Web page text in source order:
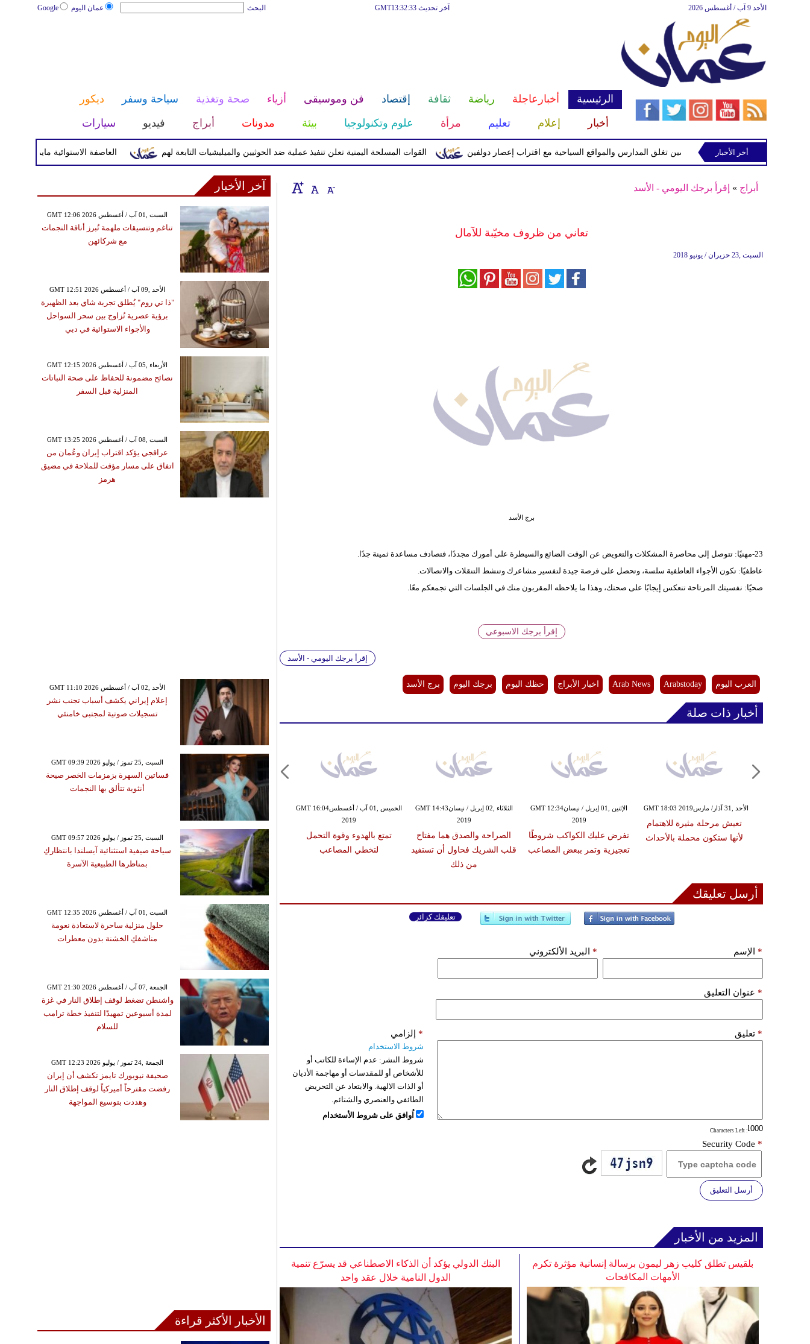
عمان اليوم Google البحث آخر تحديث GMT13:32:33 الأحد 9 آب / أغسطس 2026
الرئيسية أخبارعاجلة رياضة ثقافة إقتصاد فن وموسيقى أزياء صحة وتغذية سياحة وسفر
ديكور
أخبار
إعلام تعليم مرأة علوم وتكنولوجيا بيئة مدونات أبراج فيديو سيارات
العاصفة الاستوائية مايماي تضرب القوات المسلحة اليمنية تعلن تنفيذ عملية ضد الحوثيين والميليشيات التابعة لهم الصين تغلق المدارس والمواقع السياحية مع اقتراب إعصار دولفين أخر الأخبار
أبراج » إقرأ برجك اليومي - الأسد
تعاني من ظروف مخيّبة للآمال
السبت ,23 حزيران / يونيو 2018
برج الأسد
23-مهنيًا: تتوصل إلى محاصرة المشكلات والتعويض عن الوقت الضائع والسيطرة على أمورك مجددًا، فتصادف مساعدة ثمينة جدًا.
عاطفيًا: تكون الأجواء العاطفية سلسة، وتحصل على فرصة جيدة لتفسير مشاعرك وتنشط التنقلات والاتصالات.
صحيًا: نفسيتك المرتاحة تنعكس إيجابًا على صحتك، وهذا ما يلاحظه المقربون منك في الجلسات التي تجمعكم معًا.
إقرأ برجك الاسبوعي
إقرأ برجك اليومي - الأسد
العرب اليوم Arabstoday
Arab News اخبار الأبراج حظك اليوم برجك اليوم برج الأسد
أخبار ذات صلة
الخميس ,01 آب / أغسطسGMT 16:04
2019
تمتع بالهدوء وقوة التحمل
لتخطي المصاعب
الثلاثاء ,02 إبريل / نيسانGMT 14:43
2019
الصراحة والصدق هما مفتاح
قلب الشريك فحاول أن تستفيد
من ذلك
الإثنين ,01 إبريل / نيسانGMT 12:34
2019
تفرض عليك الكواكب شروطًا
تعجيزية وتمر ببعض المصاعب
الأحد ,31 آذار/ مارسGMT 18:03 2019
تعيش مرحلة مثيرة للاهتمام
لأنها ستكون محملة بالأحداث
أرسل تعليقك
تعليقك كزائر
الإسم * البريد الألكتروني *
عنوان التعليق *
تعليق *
: Characters Left
إلزامي *
شروط الاستخدام
شروط النشر: عدم الإساءة للكاتب أو
للأشخاص أو للمقدسات أو مهاجمة الأديان
أو الذات الالهية. والابتعاد عن التحريض
الطائفي والعنصري والشتائم.
اُوافق على شروط الأستخدام
Security Code *
أرسل التعليق
المزيد من الأخبار
البنك الدولي يؤكد أن الذكاء الاصطناعي قد يسرّع تنمية
الدول النامية خلال عقد واحد
بلقيس تطلق كليب زهر ليمون برسالة إنسانية مؤثرة تكرم
الأمهات المكافحات
آخر الأخبار
GMT 12:06 2026 السبت ,01 آب / أغسطس
تناغم وتنسيقات ملهمة تُبرز أناقة النجمات
مع شركائهن
GMT 12:51 2026 الأحد ,09 آب / أغسطس
"ذا تي روم" يُطلق تجربة شاي بعد الظهيرة
برؤية عصرية تُزاوج بين سحر السواحل
والأجواء الاستوائية في دبي
GMT 12:15 2026 الأربعاء ,05 آب / أغسطس
نصائح مضمونة للحفاظ على صحة النباتات
المنزلية قبل السفر
GMT 13:25 2026 السبت ,08 آب / أغسطس
عراقجي يؤكد اقتراب إيران وعُمان من
اتفاق على مسار مؤقت للملاحة في مضيق
هرمز
GMT 11:10 2026 الأحد ,02 آب / أغسطس
إعلام إيراني يكشف أسباب تجنب نشر
تسجيلات صوتية لمجتبى خامنئي
GMT 09:39 2026 السبت ,25 تموز / يوليو
فساتين السهرة بزمزمات الخصر صيحة
أنثوية تتألق بها النجمات
GMT 09:57 2026 السبت ,25 تموز / يوليو
سياحة صيفية استثنائية آيسلندا بانتظاركِ
بمناظرها الطبيعية الآسرة
GMT 12:35 2026 السبت ,01 آب / أغسطس
حلول منزلية ساحرة لاستعادة نعومة
مناشفكِ الخشنة بدون معطرات
GMT 21:30 2026 الجمعة ,07 آب / أغسطس
واشنطن تضغط لوقف إطلاق النار في غزة
لمدة أسبوعين تمهيدًا لتنفيذ خطة ترامب
للسلام
GMT 12:23 2026 الجمعة ,24 تموز / يوليو
صحيفة نيويورك تايمز تكشف أن إيران
رفضت مقترحاً أميركياً لوقف إطلاق النار
وهددت بتوسيع المواجهة
الأخبار الأكثر قراءة